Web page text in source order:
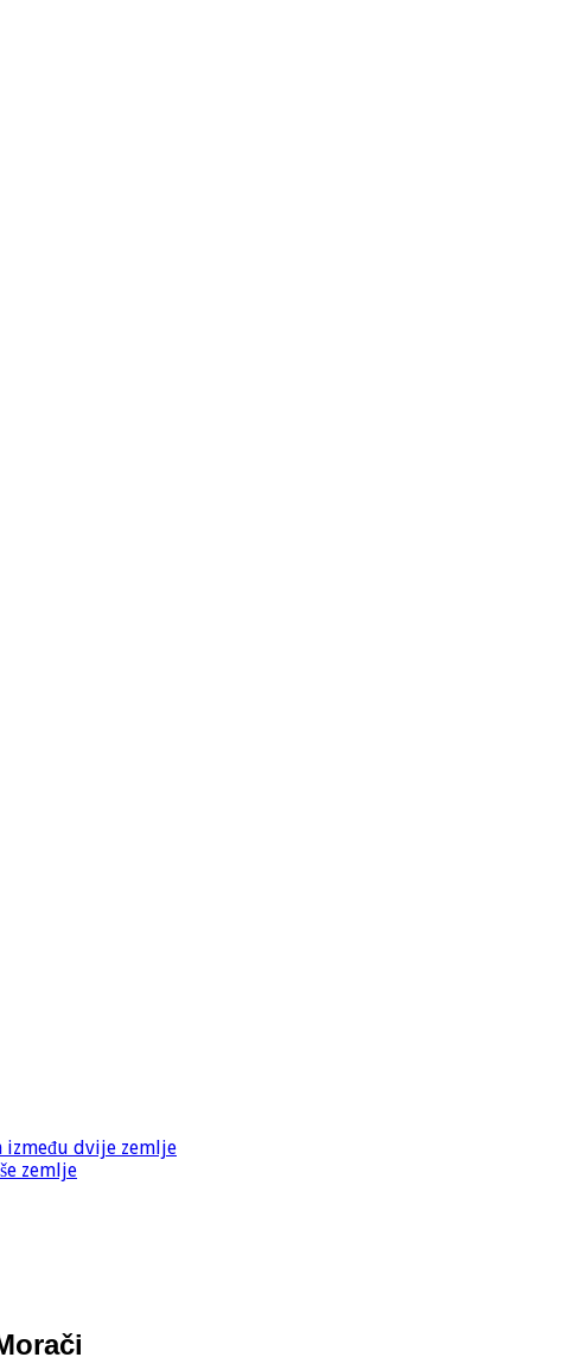
između dvije zemlje
zemlje